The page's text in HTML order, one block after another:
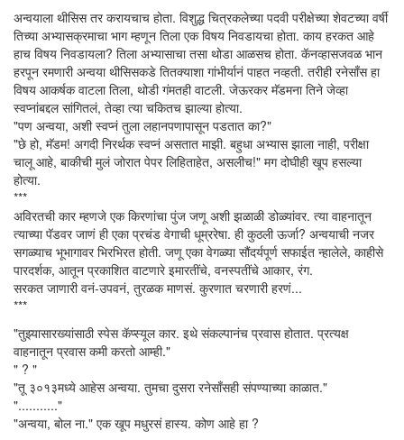
अन्वयाला थीसिस तर करायचाच होता. विशुद्ध चित्रकलेच्या पदवी परीक्षेच्या शेवटच्या वर्षी
तिच्या अभ्यासक्रमाचा भाग म्हणून तिला एक विषय निवडायचा होता. काय हरकत आहे
हाच विषय निवडायला? तिला अभ्यासाचा तसा थोडा आळसच होता. कॅनव्हासजवळ भान
हरपून रमणारी अन्वया थीसिसकडे तितक्याशा गांभीर्यानं पाहत नव्हती. तरीही रनेसाँस हा
विषय आकर्षक वाटला तिला, थोडी गंमतही वाटली. जेऊरकर मॅडमना तिने जेव्हा
स्वप्नांबद्दल सांगितलं, तेव्हा त्या चकितच झाल्या होत्या.
"पण अन्वया, अशी स्वप्नं तुला लहानपणापासून पडतात का?"
"छे हो, मॅडम! अगदी निरर्थक स्वप्नं असतात माझी. बहुधा अभ्यास झाला नाही, परीक्षा
चालू आहे, बाकीची मुलं जोरात पेपर लिहिताहेत, असलीच!" मग दोघीही खूप हसल्या
होत्या.
***
अविरतची कार म्हणजे एक किरणांचा पुंज जणू अशी झळाळी डोळ्यांवर. त्या वाहनातून
त्याच्या पॅडवर जाणं ही एका प्रचंड वेगाची धूम्ररेषा. ही कुठली ऊर्जा? अन्वयाची नजर
सगळ्याच भूभागावर भिरभिरत होती. जणू एका वेगळ्या सौंदर्यपूर्ण सफाईत न्हालेले, काहीसे
पारदर्शक, आतून प्रकाशित वाटणारे इमारतींचे, वनस्पतींचे आकार, रंग.
सरकत जाणारी वनं-उपवनं, तुरळक माणसं. कुरणात चरणारी हरणं...
***
"तुझ्यासारख्यांसाठी स्पेस कॅप्स्यूल कार. इथे संकल्पानंच प्रवास होतात. प्रत्यक्ष
वाहनातून प्रवास कमी करतो आम्ही."
" ? "
"तू ३०१३मध्ये आहेस अन्वया. तुमचा दुसरा रनेसाँसही संपण्याच्या काळात."
"..........."
"अन्वया, बोल ना." एक खूप मधुरसं हास्य. कोण आहे हा ?